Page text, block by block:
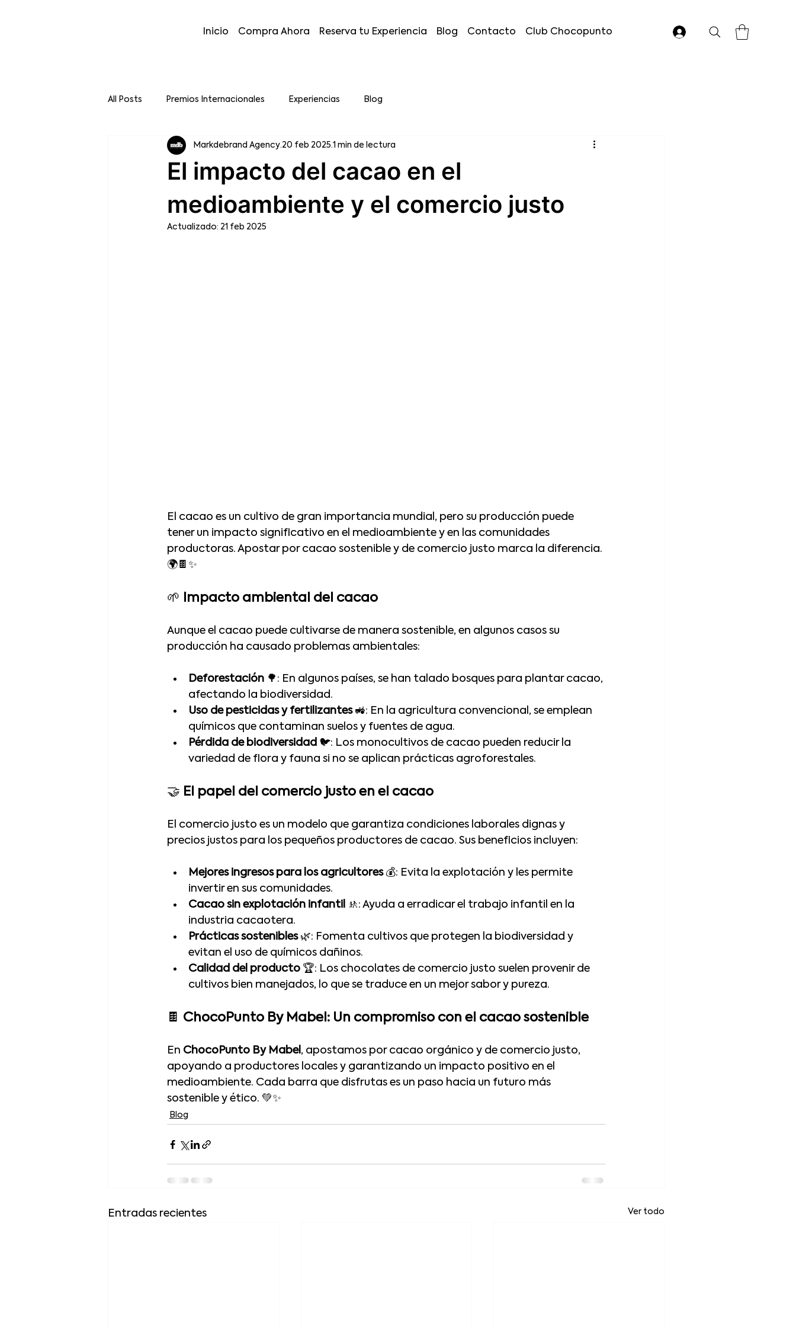
Inicio Compra Ahora Reserva tu Experiencia Blog Contacto Club Chocopunto
All Posts Premios Internacionales Experiencias Blog
El impacto del cacao en el
medioambiente y el comercio justo
Markdebrand Agency 20 feb 2025 1 min de lectura
Actualizado: 21 feb 2025
El cacao es un cultivo de gran importancia mundial, pero su producción puede
tener un impacto significativo en el medioambiente y en las comunidades
productoras. Apostar por cacao sostenible y de comercio justo marca la diferencia.
🌍🍫✨
🌱 Impacto ambiental del cacao
Aunque el cacao puede cultivarse de manera sostenible, en algunos casos su
producción ha causado problemas ambientales:
Deforestación 🌳: En algunos países, se han talado bosques para plantar cacao,
afectando la biodiversidad.
Uso de pesticidas y fertilizantes 🚜: En la agricultura convencional, se emplean
químicos que contaminan suelos y fuentes de agua.
Pérdida de biodiversidad 🐦: Los monocultivos de cacao pueden reducir la
variedad de flora y fauna si no se aplican prácticas agroforestales.
🤝 El papel del comercio justo en el cacao
El comercio justo es un modelo que garantiza condiciones laborales dignas y
precios justos para los pequeños productores de cacao. Sus beneficios incluyen:
Mejores ingresos para los agricultores 💰: Evita la explotación y les permite
invertir en sus comunidades.
Cacao sin explotación infantil
🚸: Ayuda a erradicar el trabajo infantil en la
industria cacaotera.
Prácticas sostenibles 🌿: Fomenta cultivos que protegen la biodiversidad y
evitan el uso de químicos dañinos.
Calidad del producto 🏆: Los chocolates de comercio justo suelen provenir de
cultivos bien manejados, lo que se traduce en un mejor sabor y pureza.
🍫 ChocoPunto By Mabel: Un compromiso con el cacao sostenible
En ChocoPunto By Mabel , apostamos por cacao orgánico y de comercio justo,
apoyando a productores locales y garantizando un impacto positivo en el
medioambiente. Cada barra que disfrutas es un paso hacia un futuro más
sostenible y ético. 💚✨
Blog
Entradas recientes Ver todo